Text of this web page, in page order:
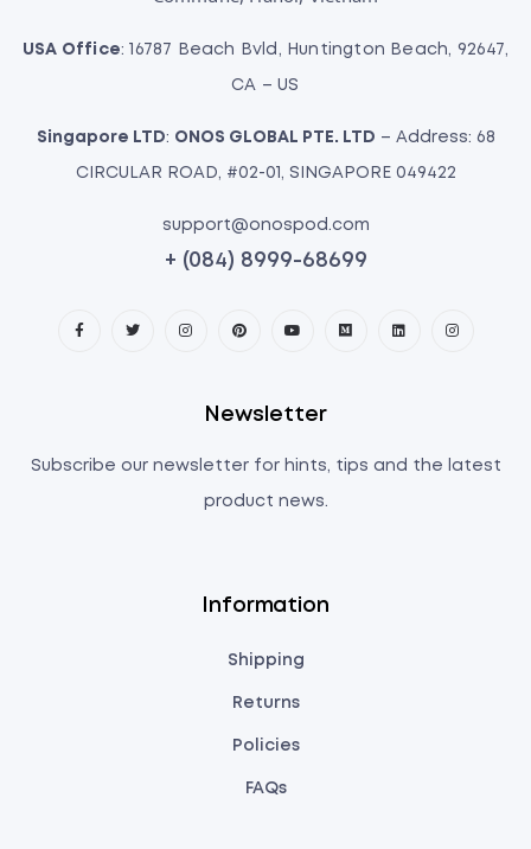
USA Office: 16787 Beach Bvld, Huntington Beach, 92647,
CA – US
Singapore LTD: ONOS GLOBAL PTE. LTD – Address: 68
CIRCULAR ROAD, #02-01, SINGAPORE 049422
support@onospod.com
+ (084) 8999-68699
Information
Shipping
Returns
Policies
FAQs
Newsletter
Subscribe our newsletter for hints, tips and the latest
product news.